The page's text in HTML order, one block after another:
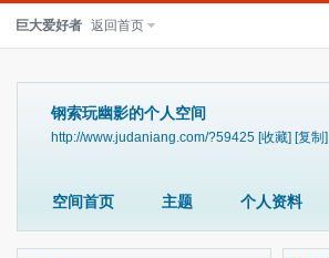
巨大爱好者 返回首页
钢索玩幽影的个人空间
http://www.judaniang.com/?59425 [收藏] [复制]
空间首页 主题 个人资料